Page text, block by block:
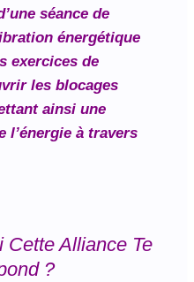
séance de
énergétique
exercices de
les blocages
ainsi une
l’énergie à travers
Cette Alliance Te
?